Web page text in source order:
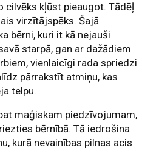
cilvēks kļūst pieaugot. Tādēļ
virzītājspēks. Šajā
bērni, kuri it kā nejauši
starpā, gan ar dažādiem
vienlaicīgi rada spriedzi
pārrakstīt atmiņu, kas
telpu.
maģiskam piedzīvojumam,
bērnībā. Tā iedrošina
kurā nevainības pilnas acis